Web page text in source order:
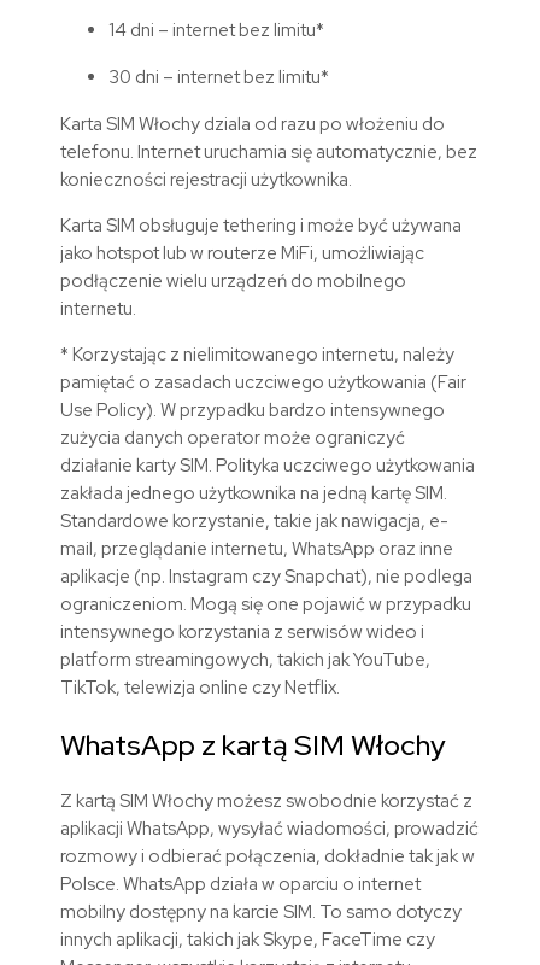
14 dni – internet bez limitu*
30 dni – internet bez limitu*
Karta SIM Włochy dziala od razu po włożeniu do
telefonu. Internet uruchamia się automatycznie, bez
konieczności rejestracji użytkownika.
Karta SIM obsługuje tethering i może być używana
jako hotspot lub w routerze MiFi, umożliwiając
podłączenie wielu urządzeń do mobilnego
internetu.
* Korzystając z nielimitowanego internetu, należy
pamiętać o zasadach uczciwego użytkowania (Fair
Use Policy). W przypadku bardzo intensywnego
zużycia danych operator może ograniczyć
działanie karty SIM. Polityka uczciwego użytkowania
zakłada jednego użytkownika na jedną kartę SIM.
Standardowe korzystanie, takie jak nawigacja, e-
mail, przeglądanie internetu, WhatsApp oraz inne
aplikacje (np. Instagram czy Snapchat), nie podlega
ograniczeniom. Mogą się one pojawić w przypadku
intensywnego korzystania z serwisów wideo i
platform streamingowych, takich jak YouTube,
TikTok, telewizja online czy Netflix.
WhatsApp z kartą SIM Włochy
Z kartą SIM Włochy możesz swobodnie korzystać z
aplikacji WhatsApp, wysyłać wiadomości, prowadzić
rozmowy i odbierać połączenia, dokładnie tak jak w
Polsce. WhatsApp działa w oparciu o internet
mobilny dostępny na karcie SIM. To samo dotyczy
innych aplikacji, takich jak Skype, FaceTime czy